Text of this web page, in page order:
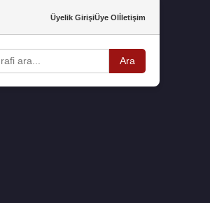
Üyelik GirişiÜye Olİletişim
Ara